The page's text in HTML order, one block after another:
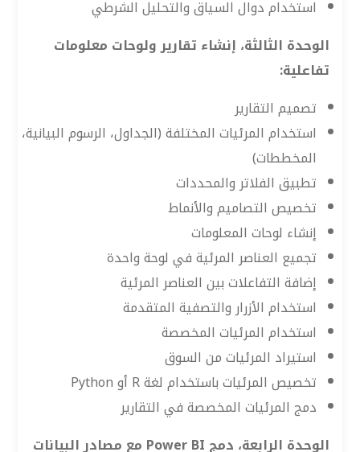
استخدام دوال السياق والتحليل الشرطي
الوحدة الثالثة، إنشاء تقارير ولوحات معلومات
تفاعلية:
تصميم التقارير
استخدام المرئيات المختلفة (الجداول، الرسوم البيانية،
المخططات)
تطبيق الفلاتر والمحددات
تخصيص التصاميم والأنماط
إنشاء لوحات المعلومات
تجميع العناصر المرئية في لوحة واحدة
إضافة التفاعلات بين العناصر المرئية
استخدام الأزرار والتصفية المتقدمة
استخدام المرئيات المخصصة
استيراد المرئيات من السوق
تخصيص المرئيات باستخدام لغة R أو Python
دمج المرئيات المخصصة في التقارير
الوحدة الرابعة، دمج Power BI مع مصادر البيانات